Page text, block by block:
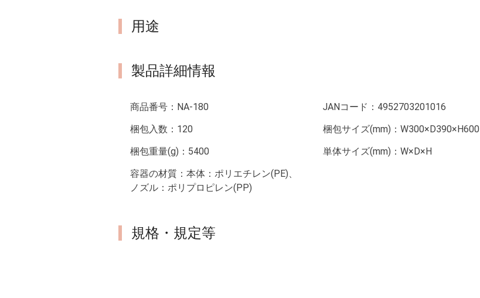
用途
製品詳細情報
商品番号： NA-180 JANコード： 4952703201016
梱包入数： 120 梱包サイズ(mm)：W300×D390×H600
梱包重量(g)： 5400 単体サイズ(mm)：W×D×H
容器の材質： 本体：ポリエチレン(PE)、
ノズル：ポリプロピレン(PP)
規格・規定等